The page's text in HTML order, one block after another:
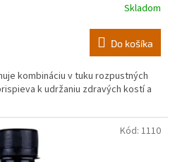
Skladom
Do košíka
kombináciu v tuku rozpustných
k udržaniu zdravých kostí a
Kód: 1110